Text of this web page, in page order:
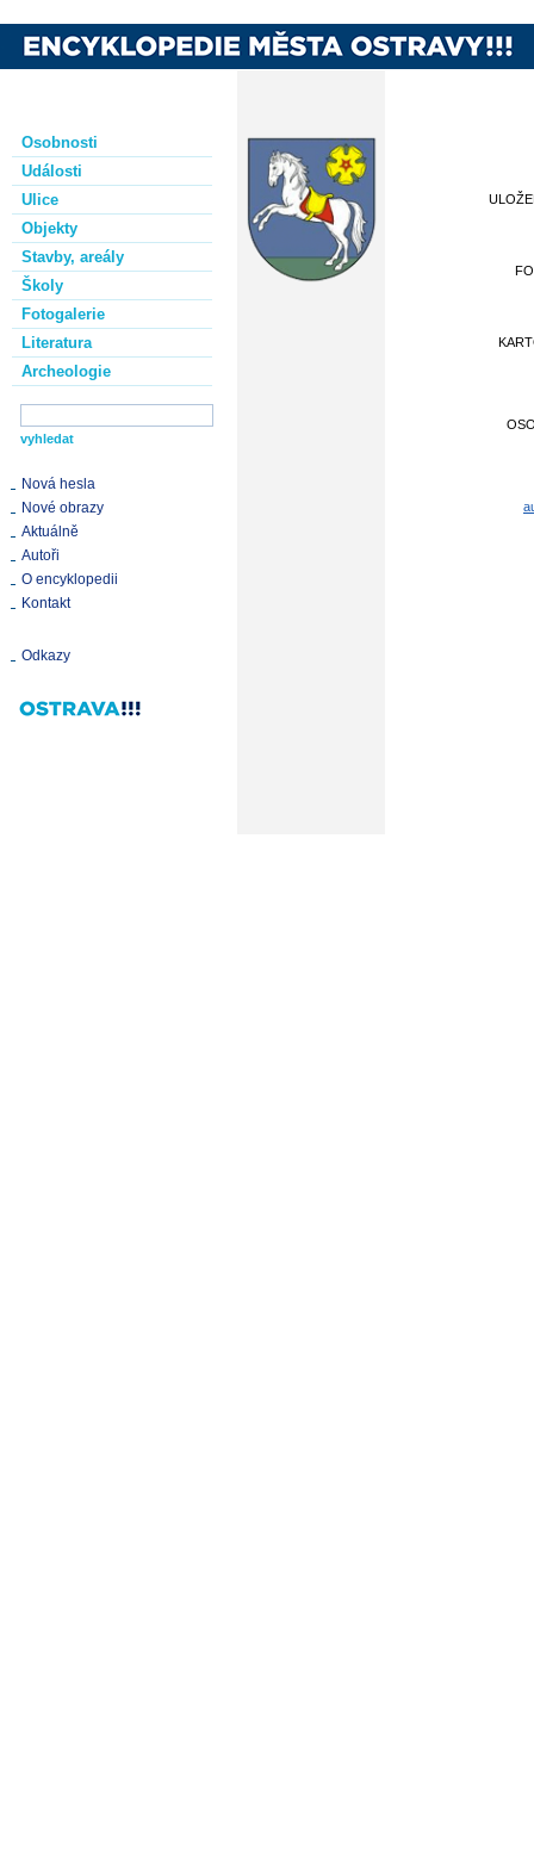
Osobnosti
Události
Ulice
Objekty
Stavby, areály
Školy
Fotogalerie
Literatura
Archeologie
Nová hesla
Nové obrazy
Aktuálně
Autoři
O encyklopedii
Kontakt
Odkazy